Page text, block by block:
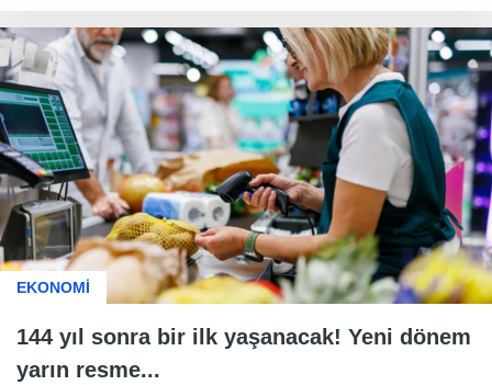
EKONOMİ
144 yıl sonra bir ilk yaşanacak! Yeni dönem
yarın resme...